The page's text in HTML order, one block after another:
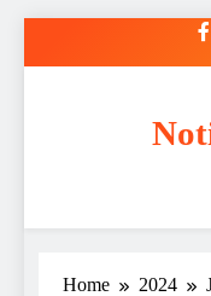
Home 2024